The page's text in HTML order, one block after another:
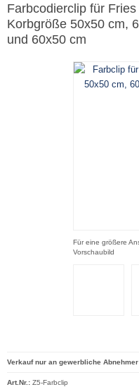
Farbcodierclip für
Korbgröße 50x50 cm,
und 60x50 cm
Für eine größere
Vorschaubild
Verkauf nur an gewerbliche
Art.Nr.: Z5-Farbclip